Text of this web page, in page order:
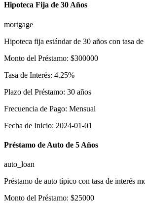
Hipoteca Fija de 30 Años
mortgage
Hipoteca fija estándar de 30 años con tasa
Monto del Préstamo: $300000
Tasa de Interés: 4.25%
Plazo del Préstamo: 30 años
Frecuencia de Pago: Mensual
Fecha de Inicio: 2024-01-01
Préstamo de Auto de 5 Años
auto_loan
Préstamo de auto típico con tasa de interés
Monto del Préstamo: $25000